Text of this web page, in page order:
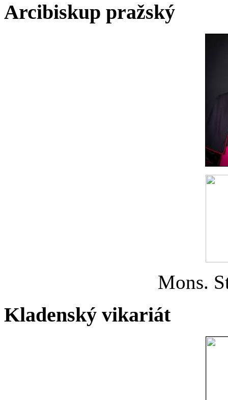
Arcibiskup pražský
Mons.
Kladenský vikariát